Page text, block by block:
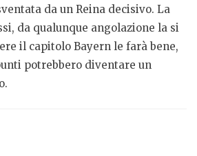
da un Reina decisivo. La
da qualunque angolazione la si
il capitolo Bayern le farà bene,
potrebbero diventare un